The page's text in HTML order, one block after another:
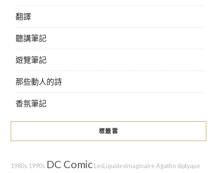
翻譯
聽講筆記
遊覽筆記
那些動人的詩
香氛筆記
標籤雲
1980s 1990s DC Comic LesLiquidesImaginaire Agatho diptyque